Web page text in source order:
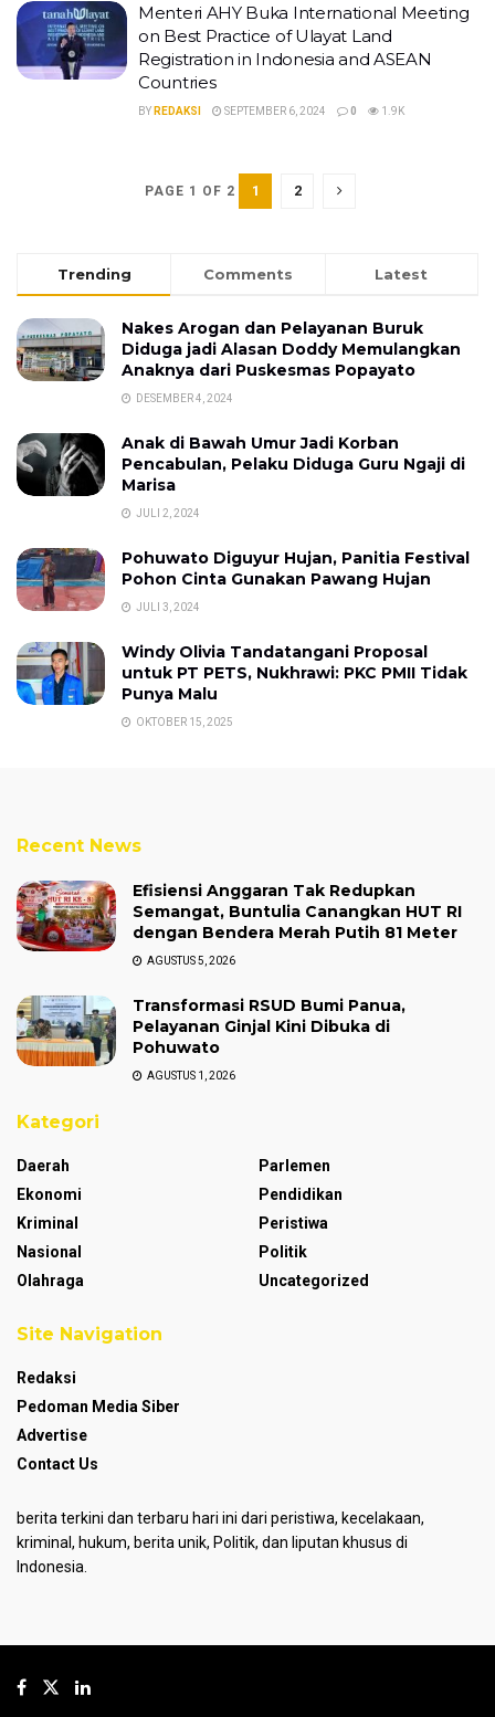
Menteri AHY Buka International Meeting
on Best Practice of Ulayat Land
Registration in Indonesia and ASEAN
Countries
BY REDAKSI SEPTEMBER 6, 2024 0 1.9K
PAGE 1 OF 2 1 2
Trending Comments Latest
Nakes Arogan dan Pelayanan Buruk
Diduga jadi Alasan Doddy Memulangkan
Anaknya dari Puskesmas Popayato
DESEMBER 4, 2024
Anak di Bawah Umur Jadi Korban
Pencabulan, Pelaku Diduga Guru Ngaji di
Marisa
JULI 2, 2024
Pohuwato Diguyur Hujan, Panitia Festival
Pohon Cinta Gunakan Pawang Hujan
JULI 3, 2024
Windy Olivia Tandatangani Proposal
untuk PT PETS, Nukhrawi: PKC PMII Tidak
Punya Malu
OKTOBER 15, 2025
Recent News
Efisiensi Anggaran Tak Redupkan
Semangat, Buntulia Canangkan HUT RI
dengan Bendera Merah Putih 81 Meter
AGUSTUS 5, 2026
Transformasi RSUD Bumi Panua,
Pelayanan Ginjal Kini Dibuka di
Pohuwato
AGUSTUS 1, 2026
Kategori
Daerah
Ekonomi
Kriminal
Nasional
Olahraga
Parlemen
Pendidikan
Peristiwa
Politik
Uncategorized
Site Navigation
Redaksi
Pedoman Media Siber
Advertise
Contact Us
berita terkini dan terbaru hari ini dari peristiwa, kecelakaan,
kriminal, hukum, berita unik, Politik, dan liputan khusus di
Indonesia.